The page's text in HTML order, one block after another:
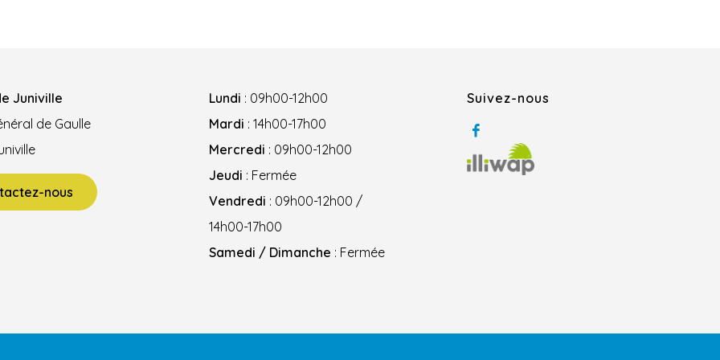
Juniville
de Gaulle
nous
Lundi : 09h00-12h00
Mardi : 14h00-17h00
Mercredi : 09h00-12h00
Jeudi : Fermée
Vendredi : 09h00-12h00 /
14h00-17h00
Samedi / Dimanche : Fermée
Suivez-nous